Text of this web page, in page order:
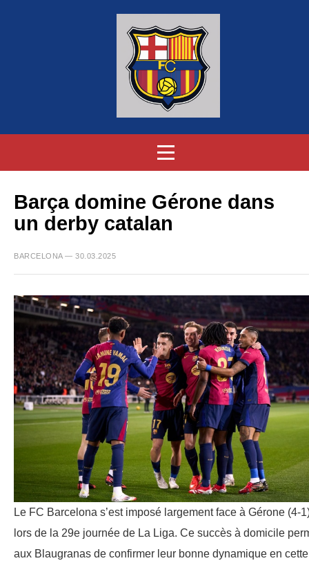
Barça domine Gérone dans
un derby catalan
BARCELONA — 30.03.2025
Le FC Barcelona s’est imposé largement face à Gérone (4-
lors de la 29e journée de La Liga. Ce succès à domicile
aux Blaugranas de confirmer leur bonne dynamique en